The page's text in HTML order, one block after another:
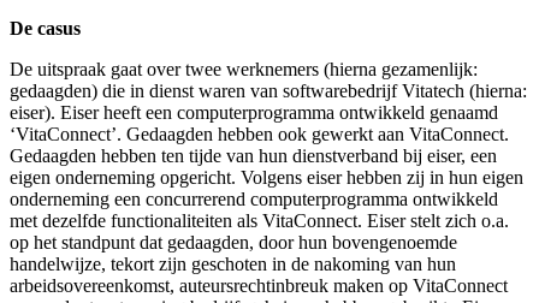
De casus
De uitspraak gaat over twee werknemers (hierna gezamenlijk:
gedaagden) die in dienst waren van softwarebedrijf Vitatech (hierna:
eiser). Eiser heeft een computerprogramma ontwikkeld genaamd
‘VitaConnect’. Gedaagden hebben ook gewerkt aan VitaConnect.
Gedaagden hebben ten tijde van hun dienstverband bij eiser, een
eigen onderneming opgericht. Volgens eiser hebben zij in hun eigen
onderneming een concurrerend computerprogramma ontwikkeld
met dezelfde functionaliteiten als VitaConnect. Eiser stelt zich o.a.
op het standpunt dat gedaagden, door hun bovengenoemde
handelwijze, tekort zijn geschoten in de nakoming van hun
arbeidsovereenkomst, auteursrechtinbreuk maken op VitaConnect